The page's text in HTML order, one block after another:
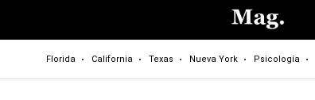
Florida California Texas Nueva York Psicología